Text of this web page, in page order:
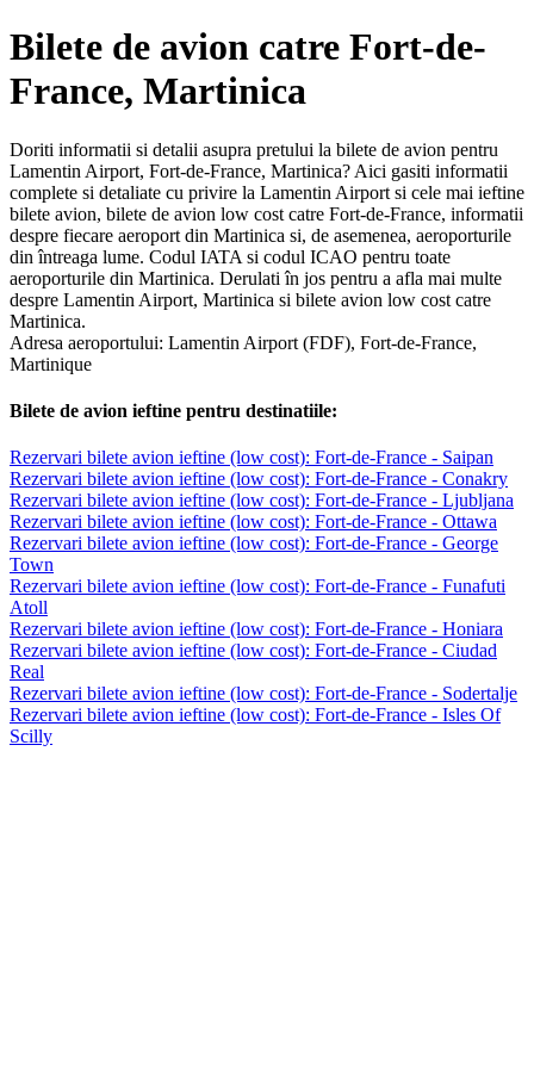
Bilete de avion catre Fort-de-
France, Martinica
Doriti informatii si detalii asupra pretului la bilete de avion pentru
Lamentin Airport, Fort-de-France, Martinica? Aici gasiti informatii
complete si detaliate cu privire la Lamentin Airport si cele mai ieftine
bilete avion, bilete de avion low cost catre Fort-de-France, informatii
despre fiecare aeroport din Martinica si, de asemenea, aeroporturile
din întreaga lume. Codul IATA si codul ICAO pentru toate
aeroporturile din Martinica. Derulati în jos pentru a afla mai multe
despre Lamentin Airport, Martinica si bilete avion low cost catre
Martinica.
Adresa aeroportului: Lamentin Airport (FDF), Fort-de-France,
Martinique
Bilete de avion ieftine pentru destinatiile:
Rezervari bilete avion ieftine (low cost): Fort-de-France - Saipan
Rezervari bilete avion ieftine (low cost): Fort-de-France - Conakry
Rezervari bilete avion ieftine (low cost): Fort-de-France - Ljubljana
Rezervari bilete avion ieftine (low cost): Fort-de-France - Ottawa
Rezervari bilete avion ieftine (low cost): Fort-de-France - George
Town
Rezervari bilete avion ieftine (low cost): Fort-de-France - Funafuti
Atoll
Rezervari bilete avion ieftine (low cost): Fort-de-France - Honiara
Rezervari bilete avion ieftine (low cost): Fort-de-France - Ciudad
Real
Rezervari bilete avion ieftine (low cost): Fort-de-France - Sodertalje
Rezervari bilete avion ieftine (low cost): Fort-de-France - Isles Of
Scilly